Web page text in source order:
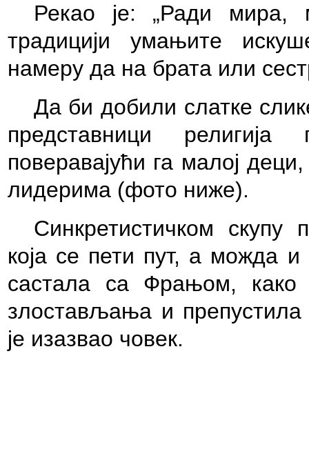
Рекао је: „Ради мира,
традицији умањите
намеру да на брата или
Да би добили слатке
представници
поверавајући га малој
лидерима (фото ниже).
Синкретистичком скупу
која се пети пут, а можда
састала са Фрањом, како
злостављања и препустила
је изазвао човек.